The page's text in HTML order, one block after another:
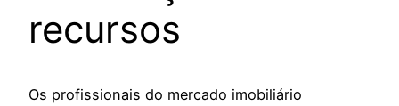
recursos
Os profissionais do mercado imobiliário